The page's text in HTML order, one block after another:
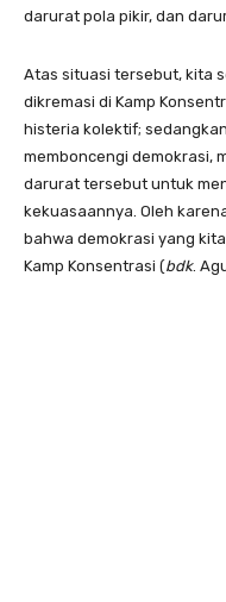
darurat pola pikir, dan
Atas situasi tersebut, kita
dikremasi di Kamp
histeria kolektif;
memboncengi demokrasi,
darurat tersebut untuk
kekuasaannya. Oleh
bahwa demokrasi yang
Kamp Konsentrasi (bdk.